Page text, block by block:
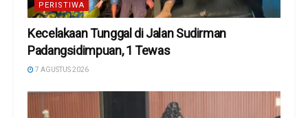
PERISTIWA
Kecelakaan Tunggal di Jalan Sudirman
Padangsidimpuan, 1 Tewas
7 AGUSTUS 2026